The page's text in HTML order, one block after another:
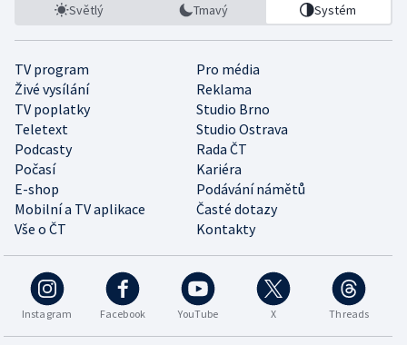
Světlý Tmavý Systém
TV program
Pro média
Živé vysílání
Reklama
TV poplatky
Studio Brno
Teletext
Studio Ostrava
Podcasty
Rada ČT
Počasí
Kariéra
E-shop
Podávání námětů
Mobilní a TV aplikace
Časté dotazy
Vše o ČT
Kontakty
Instagram Facebook YouTube X Threads